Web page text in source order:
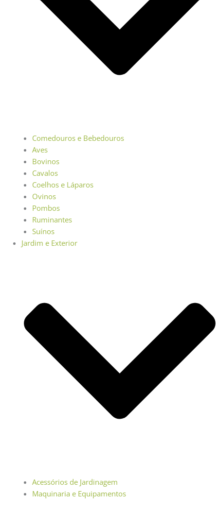
Comedouros e Bebedouros
Aves
Bovinos
Cavalos
Coelhos e Láparos
Ovinos
Pombos
Ruminantes
Suínos
Jardim e Exterior
Acessórios de Jardinagem
Maquinaria e Equipamentos